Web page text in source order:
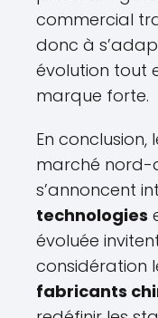
commercial
donc à
évolution tout
marque forte.
En conclusion,
marché nord-
s’annoncent
technologies
évoluée
considération
fabricants